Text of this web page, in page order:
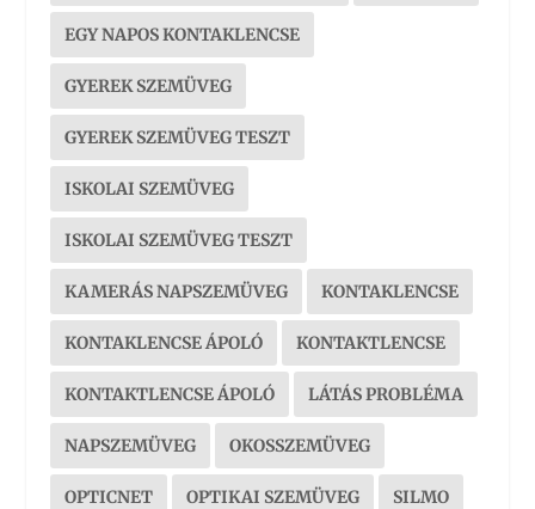
EGY NAPOS KONTAKLENCSE
GYEREK SZEMÜVEG
GYEREK SZEMÜVEG TESZT
ISKOLAI SZEMÜVEG
ISKOLAI SZEMÜVEG TESZT
KAMERÁS NAPSZEMÜVEG KONTAKLENCSE
KONTAKLENCSE ÁPOLÓ KONTAKTLENCSE
KONTAKTLENCSE ÁPOLÓ LÁTÁS PROBLÉMA
NAPSZEMÜVEG OKOSSZEMÜVEG
OPTICNET OPTIKAI SZEMÜVEG SILMO